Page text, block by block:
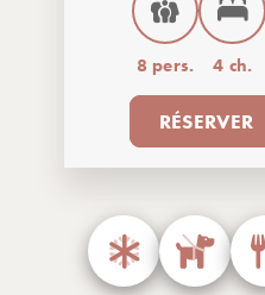
8 pers. 4 ch.
RÉSERVER